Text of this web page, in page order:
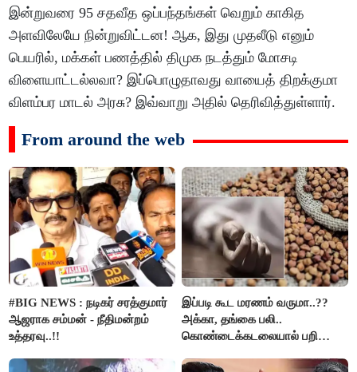
இன்றுவரை 95 சதவீத ஒப்பந்தங்கள் வெறும் காகித
அளவிலேயே நின்றுவிட்டன! ஆக, இது முதலீடு எனும்
பெயரில், மக்கள் பணத்தில் திமுக நடத்தும் மோசடி
விளையாட்டல்லவா? இப்பொழுதாவது வாயைத் திறக்குமா
விளம்பர மாடல் அரசு? இவ்வாறு அதில் தெரிவித்துள்ளார்.
From around the web
#BIG NEWS : நடிகர் சரத்குமார்
ஆஜராக சம்மன் - நீதிமன்றம்
உத்தரவு..!!
இப்படி கூட மரணம் வருமா..??
அக்கா, தங்கை பலி..
கொண்டைக்கடலையால் பறிபோன